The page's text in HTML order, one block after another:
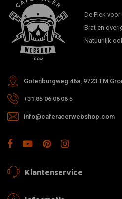
De Plek voor
Brat en
Natuurlijk
Gotenburgweg 46a, 9723 TM
+31 85 06 06 06 5
info@caferacerwebshop.com
Klantenservice